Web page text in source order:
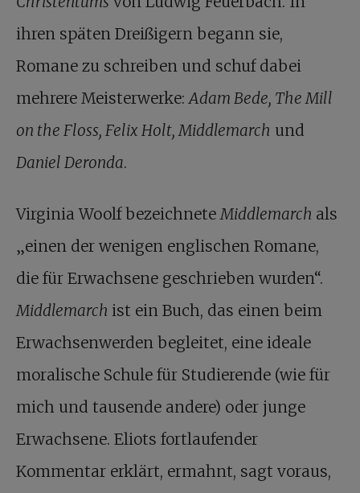
ihren späten Dreißigern begann sie,
Romane zu schreiben und schuf dabei
mehrere Meisterwerke:Adam Bede, The Mill
on the Floss, Felix Holt, Middlemarch und
Daniel Deronda.
Virginia Woolf bezeichneteMiddlemarch als
„einen der wenigen englischen Romane,
die für Erwachsene geschrieben wurden“.
Middlemarch ist ein Buch, das einen beim
Erwachsenwerden begleitet, eine ideale
moralische Schule für Studierende (wie für
mich und tausende andere) oder junge
Erwachsene. Eliots fortlaufender
Kommentar erklärt, ermahnt, sagt voraus,